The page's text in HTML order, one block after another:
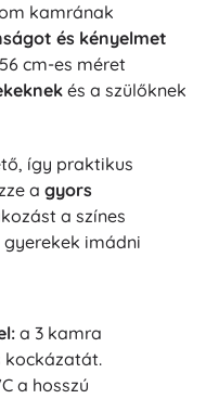
kamrának
és kényelmet
cm-es méret
és a szülőknek
így praktikus
a gyors
a színes
imádni
a 3 kamra
kockázatát.
a hosszú